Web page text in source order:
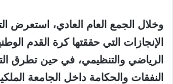
وخلال الجمع العام العادي، استعرض
الإنجازات التي حققتها كرة القدم
الرياضي والتنظيمي، في حين تطرق
النفقات والحكامة داخل الجامعة